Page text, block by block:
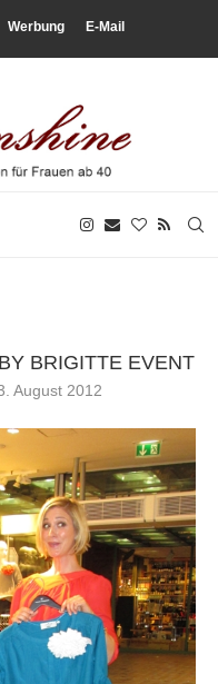
Werbung E-Mail
BRIGITTE EVENT
August 2012